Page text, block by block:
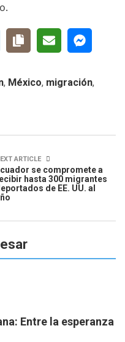
, México, migración,
ARTICLE
se compromete a
hasta 300 migrantes
de EE. UU. al
Entre la esperanza